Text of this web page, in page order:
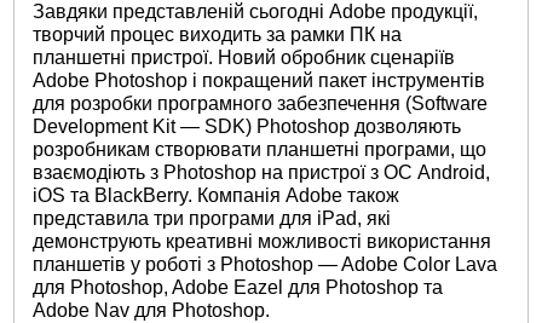
Завдяки представленій сьогодні Adobe продукції,
творчий процес виходить за рамки ПК на
планшетні пристрої. Новий обробник сценаріїв
Adobe Photoshop і покращений пакет інструментів
для розробки програмного забезпечення (Software
Development Kit — SDK) Photoshop дозволяють
розробникам створювати планшетні програми, що
взаємодіють з Photoshop на пристрої з ОС Android,
iOS та BlackBerry. Компанія Adobe також
представила три програми для iPad, які
демонструють креативні можливості використання
планшетів у роботі з Photoshop — Adobe Color Lava
для Photoshop, Adobe Eazel для Photoshop та
Adobe Nav для Photoshop.